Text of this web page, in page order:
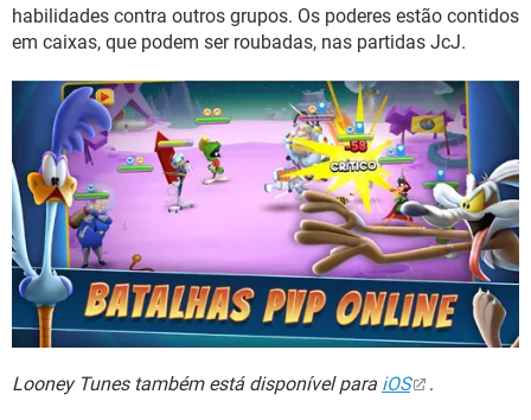
habilidades contra outros grupos. Os poderes estão contidos
em caixas, que podem ser roubadas, nas partidas JcJ.
Looney Tunes também está disponível para iOS .